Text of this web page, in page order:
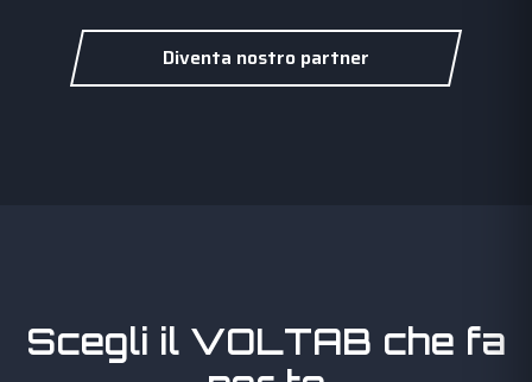
Diventa nostro partner
Scegli il VOLTAB che fa